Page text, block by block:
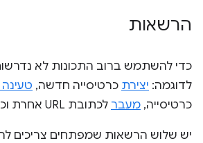
הרשאות
כדי להשתמש ברוב התכונות לא
לדוגמה: יצירת כרטיסייה חדשה,
כרטיסייה, מעבר לכתובת URL אחרת וכו'.
יש שלוש הרשאות שמפתחים צריכים